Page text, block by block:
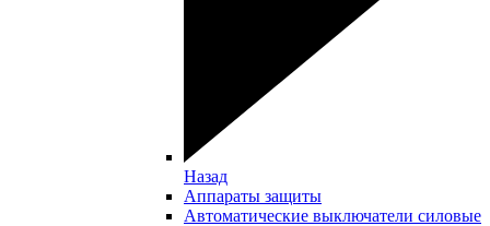
Назад
Аппараты защиты
Автоматические выключатели силовые